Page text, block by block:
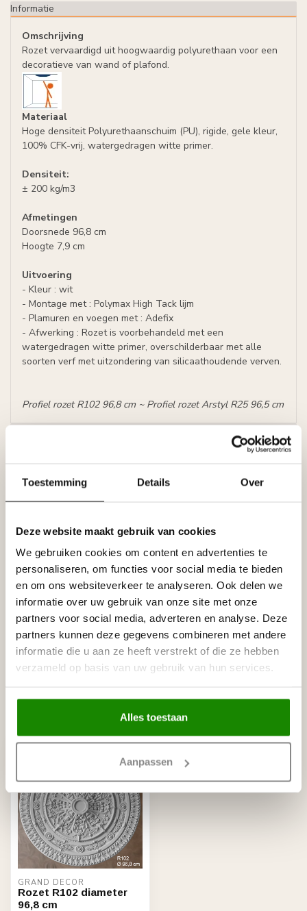
Toestemming Details Over
Deze website maakt gebruik van cookies
We gebruiken cookies om content en advertenties te
personaliseren, om functies voor social media te bieden
en om ons websiteverkeer te analyseren. Ook delen we
informatie over uw gebruik van onze site met onze
partners voor social media, adverteren en analyse. Deze
partners kunnen deze gegevens combineren met andere
informatie die u aan ze heeft verstrekt of die ze hebben
verzameld op basis van uw gebruik van hun services.
Alles toestaan
Aanpassen
Informatie
Omschrijving
Rozet vervaardigd uit hoogwaardig polyurethaan voor een
decoratieve van wand of plafond.
Materiaal
Hoge densiteit Polyurethaanschuim (PU), rigide, gele kleur,
100% CFK-vrij, watergedragen witte primer.
Densiteit:
± 200 kg/m3
Afmetingen
Doorsnede 96,8 cm
Hoogte 7,9 cm
Uitvoering
- Kleur : wit
- Montage met : Polymax High Tack lijm
- Plamuren en voegen met : Adefix
- Afwerking : Rozet is voorbehandeld met een
watergedragen witte primer, overschilderbaar met alle
soorten verf met uitzondering van silicaathoudende verven.
Profiel rozet R102 96,8 cm ~ Profiel rozet Arstyl R25 96,5 cm
Gerelateerde producten
NMC
NMC Adefix lijmkoker 310 ml
Op voorraad
€8,95
BISON
Bison Polymax High Tack
Express (425 gram)
Op voorraad
€11,95
GRAND DECOR
Rozet R102 diameter
96,8 cm